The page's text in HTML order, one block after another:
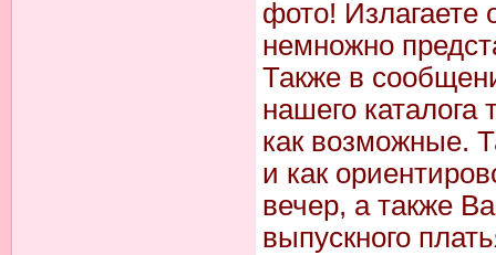
фото! Излагаете
немножно
Также в
нашего
как возможные.
и как
вечер, а также
выпускного